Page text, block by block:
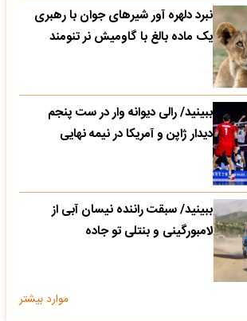
نبرد دلهره آور شیرهای جوان با رهبری
یک ماده بالغ با گاومیش نر تنومند
ببینید/ رالی دیوانه وار در ست پنجم
دیدار ژاپن و آمریکا در نیمه نهایی
ببینید/ سبقت راننده نیسان آبی از
لامبورگینی و بنتلی تو جاده
موارد بیشتر